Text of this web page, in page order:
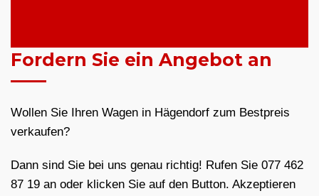
Fordern Sie ein Angebot an
Wollen Sie Ihren Wagen in Hägendorf zum Bestpreis
verkaufen?
Dann sind Sie bei uns genau richtig! Rufen Sie 077 462
87 19 an oder klicken Sie auf den Button. Akzeptieren